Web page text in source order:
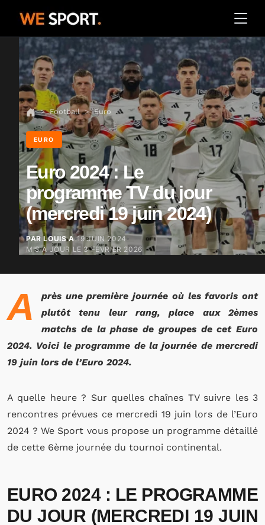
Football Euro
EURO
Euro 2024 : Le
programme TV du jour
(mercredi 19 juin 2024)
PAR LOUIS A 19 JUIN 2024
MIS À JOUR LE 3 FÉVRIER 2026
A
près une première journée où les favoris ont
plutôt tenu leur rang, place aux 2èmes
matchs de la phase de groupes de cet Euro
2024. Voici le programme de la journée de mercredi
19 juin lors de l’Euro 2024.
A quelle heure ? Sur quelles chaînes TV suivre les 3
rencontres prévues ce mercredi 19 juin lors de l’Euro
2024 ? We Sport vous propose un programme détaillé
de cette 6ème journée du tournoi continental.
EURO 2024 : LE PROGRAMME
DU JOUR (MERCREDI 19 JUIN